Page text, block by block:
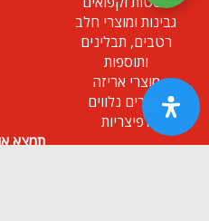
גבינות ומוצרי חלב
רטבים, תבלינים
ותוספות
מוצרי אריזה
מוצרים נלווים
לפיצריות
תמצא